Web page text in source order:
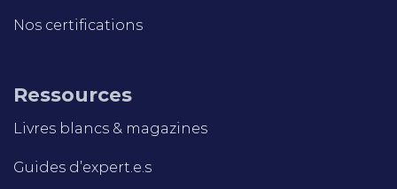
Nos certifications
Ressources
Livres blancs & magazines
Guides d’expert.e.s